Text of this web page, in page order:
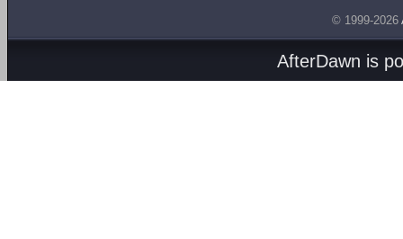
© 1999-2026
AfterDawn is